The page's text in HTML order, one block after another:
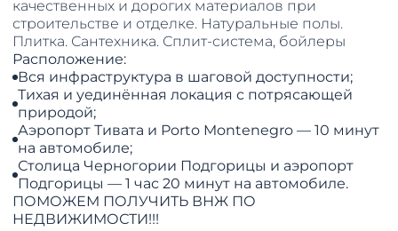
качественных и дорогих материалов при
строительстве и отделке. Натуральные полы.
Плитка. Сантехника. Сплит-система, бойлеры
Расположение:
Вся инфраструктура в шаговой доступности;
Тихая и уединённая локация с потрясающей
природой;
Аэропорт Тивата и Porto Montenegro — 10 минут
на автомобиле;
Столица Черногории Подгорицы и аэропорт
Подгорицы — 1 час 20 минут на автомобиле.
ПОМОЖЕМ ПОЛУЧИТЬ ВНЖ ПО
НЕДВИЖИМОСТИ!!!